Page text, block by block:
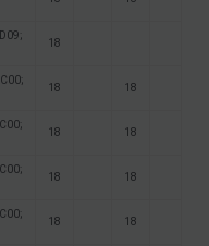
18
18 18
18 18
18 18
18 18